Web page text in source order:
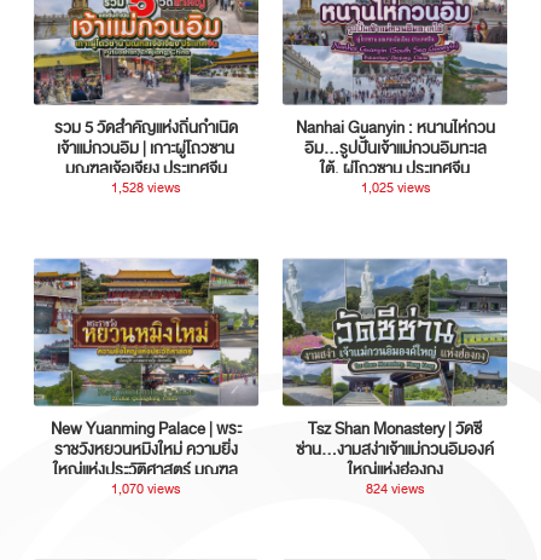
รวม 5 วัดสำคัญแห่งถิ่นกำเนิด
เจ้าแม่กวนอิม | เกาะผู่โถวซาน
มณฑลเจ้อเจียง ประเทศจีน
1,528 views
Nanhai Guanyin : หนานไห่กวน
อิม...รูปปั้นเจ้าแม่กวนอิมทะเล
ใต้, ผู่โถวซาน ประเทศจีน
1,025 views
New Yuanming Palace | พระ
ราชวังหยวนหมิงใหม่ ความยิ่ง
ใหญ่แห่งประวัติศาสตร์ มณฑล
กวางตุ้ง ประเทศจีน
1,070 views
Tsz Shan Monastery | วัดซี
ซ่าน…งามสง่าเจ้าแม่กวนอิมองค์
ใหญ่แห่งฮ่องกง
824 views